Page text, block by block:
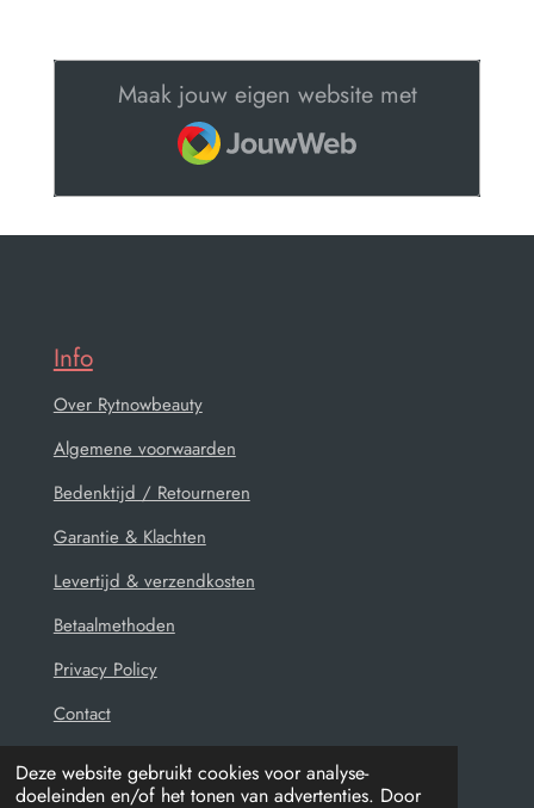
Deze website gebruikt cookies voor analyse-
doeleinden en/of het tonen van advertenties. Door
Maak jouw eigen website met
JouwWeb
Info
Over Rytnowbeauty
Algemene voorwaarden
Bedenktijd / Retourneren
Garantie & Klachten
Levertijd & verzendkosten
Betaalmethoden
Privacy Policy
Contact